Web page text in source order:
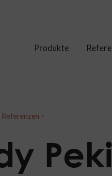
Produkte
Referenzen